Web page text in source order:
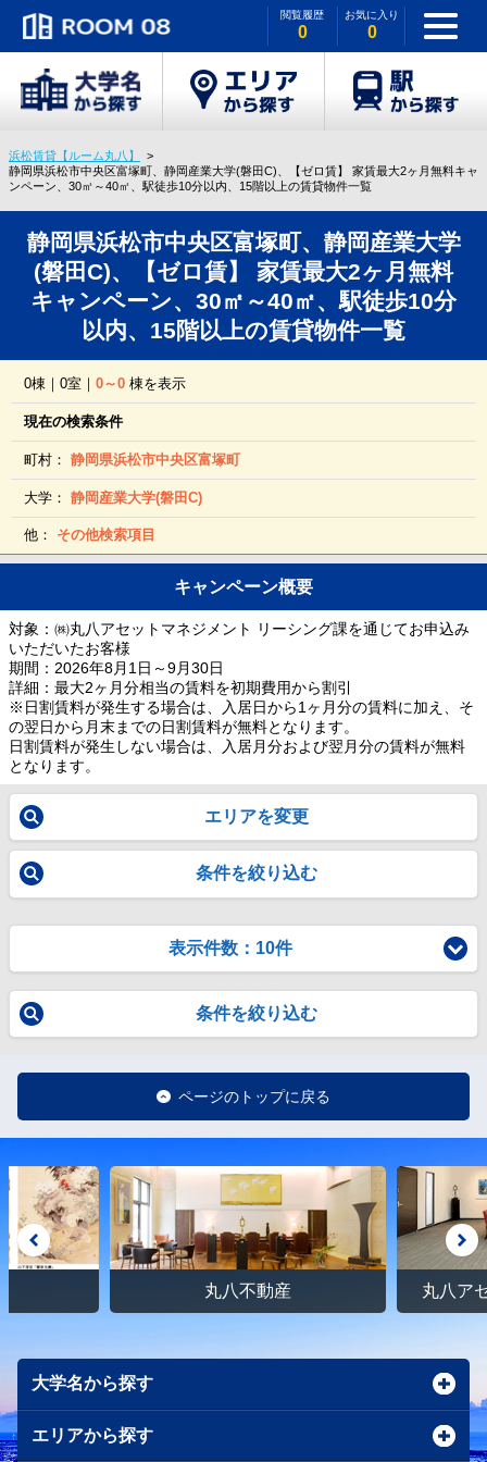
閲覧履歴
0
お気に入り
0
浜松賃貸【ルーム丸八】
静岡県浜松市中央区富塚町、静岡産業大学(磐田C)、【ゼロ賃】 家賃最大2ヶ月無料キャ
ンペーン、30㎡～40㎡、駅徒歩10分以内、15階以上の賃貸物件一覧
静岡県浜松市中央区富塚町、静岡産業大学
(磐田C)、【ゼロ賃】 家賃最大2ヶ月無料
キャンペーン、30㎡～40㎡、駅徒歩10分
以内、15階以上の賃貸物件一覧
0棟｜0室｜0～0 棟を表示
現在の検索条件
町村：静岡県浜松市中央区富塚町
大学：静岡産業大学(磐田C)
他： その他検索項目
キャンペーン概要
対象：㈱丸八アセットマネジメント リーシング課を通じてお申込み
いただいたお客様
期間：2026年8月1日～9月30日
詳細：最大2ヶ月分相当の賃料を初期費用から割引
※日割賃料が発生する場合は、入居日から1ヶ月分の賃料に加え、そ
の翌日から月末までの日割賃料が無料となります。
日割賃料が発生しない場合は、入居月分および翌月分の賃料が無料
となります。
エリアを変更
条件を絞り込む
表示件数：10件
条件を絞り込む
ページのトップに戻る
丸八不動産 丸八ア
大学名から探す
エリアから探す